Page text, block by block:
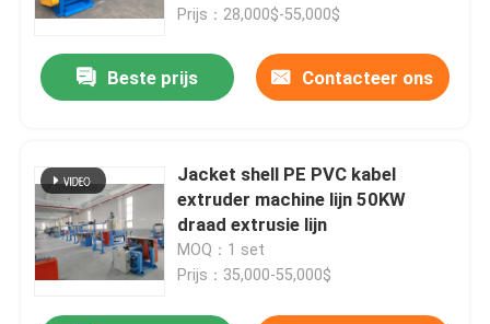
Prijs：28,000$-55,000$
Beste prijs Contacteer ons
Jacket shell PE PVC kabel
extruder machine lijn 50KW
draad extrusie lijn
MOQ：1 set
Prijs：35,000-55,000$